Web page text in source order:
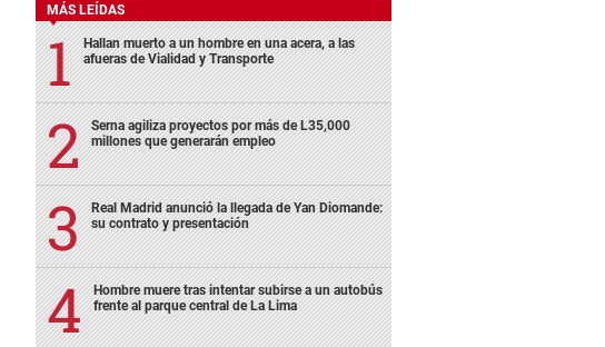
MÁS LEÍDAS
Hallan muerto a un hombre en una acera, a las
afueras de Vialidad y Transporte
Serna agiliza proyectos por más de L35,000
millones que generarán empleo
Real Madrid anunció la llegada de Yan Diomande:
su contrato y presentación
Hombre muere tras intentar subirse a un autobús
frente al parque central de La Lima